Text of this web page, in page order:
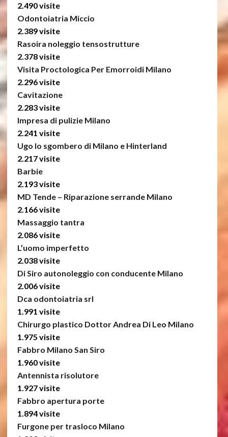
2.490 visite
Odontoiatria Miccio
2.389 visite
Rasoira noleggio tensostrutture
2.378 visite
Visita Proctologica Per Emorroidi Milano
2.296 visite
Cavitazione
2.283 visite
Impresa di pulizie Milano
2.241 visite
Ugo lo sgombero di Milano e Hinterland
2.217 visite
Barbie
2.193 visite
MD Tende – Riparazione serrande Milano
2.166 visite
Massaggio tantra
2.086 visite
L’uomo imperfetto
2.038 visite
Di Siro autonoleggio con conducente Milano
2.006 visite
Dca odontoiatria srl
1.991 visite
Chirurgo plastico Dottor Andrea Di Leo Milano
1.975 visite
Fabbro Milano San Siro
1.960 visite
Antennista risolutore
1.927 visite
Fabbro apertura porte
1.894 visite
Furgone per trasloco Milano